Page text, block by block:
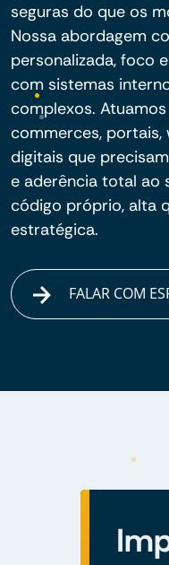
seguras do que os
Nossa abordagem
personalizada, foco
com sistemas
complexos.
commerces,
digitais que
e aderência total ao
código próprio, alta
estratégica.
FALAR COM